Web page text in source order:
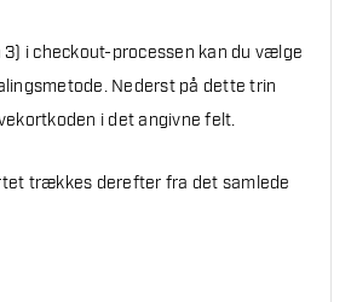
3) i checkout-processen kan du vælge
Nederst på dette trin
i det angivne felt.
trækkes derefter fra det samlede